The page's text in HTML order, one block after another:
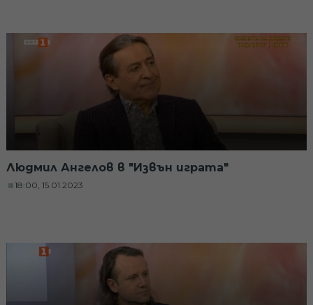
Людмил Ангелов в "Извън играта"
18:00, 15.01.2023